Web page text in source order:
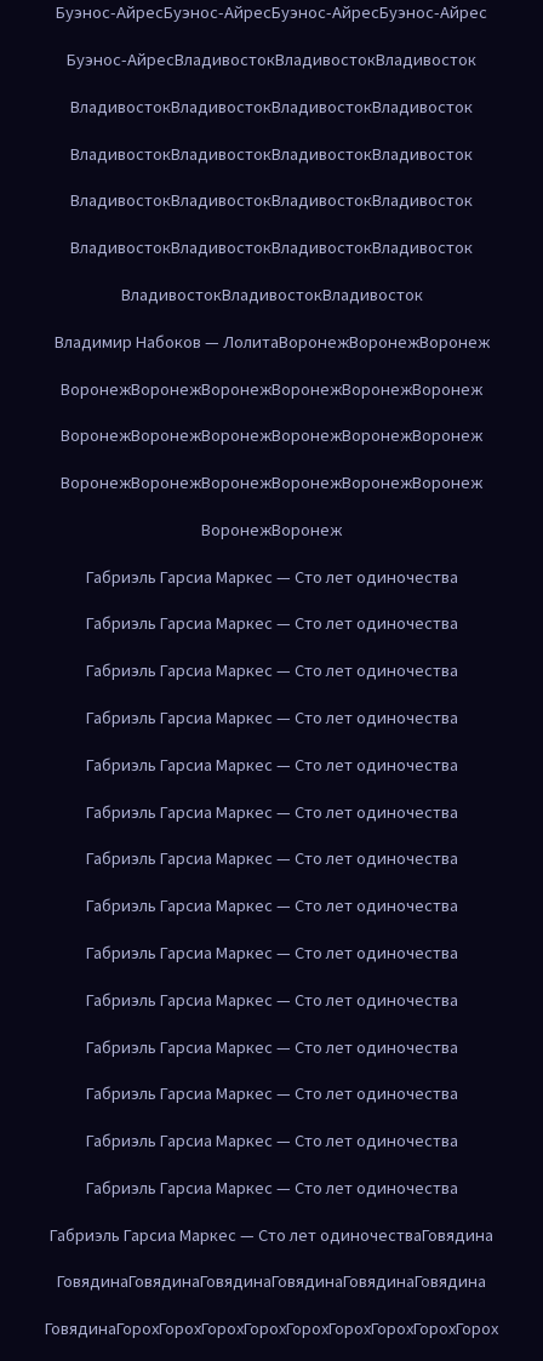
Буэнос-АйресБуэнос-АйресБуэнос-АйресБуэнос-Айрес
Буэнос-АйресВладивостокВладивостокВладивосток
ВладивостокВладивостокВладивостокВладивосток
ВладивостокВладивостокВладивостокВладивосток
ВладивостокВладивостокВладивостокВладивосток
ВладивостокВладивостокВладивостокВладивосток
ВладивостокВладивостокВладивосток
Владимир Набоков — ЛолитаВоронежВоронежВоронеж
ВоронежВоронежВоронежВоронежВоронежВоронеж
ВоронежВоронежВоронежВоронежВоронежВоронеж
ВоронежВоронежВоронежВоронежВоронежВоронеж
ВоронежВоронеж
Габриэль Гарсиа Маркес — Сто лет одиночества
Габриэль Гарсиа Маркес — Сто лет одиночества
Габриэль Гарсиа Маркес — Сто лет одиночества
Габриэль Гарсиа Маркес — Сто лет одиночества
Габриэль Гарсиа Маркес — Сто лет одиночества
Габриэль Гарсиа Маркес — Сто лет одиночества
Габриэль Гарсиа Маркес — Сто лет одиночества
Габриэль Гарсиа Маркес — Сто лет одиночества
Габриэль Гарсиа Маркес — Сто лет одиночества
Габриэль Гарсиа Маркес — Сто лет одиночества
Габриэль Гарсиа Маркес — Сто лет одиночества
Габриэль Гарсиа Маркес — Сто лет одиночества
Габриэль Гарсиа Маркес — Сто лет одиночества
Габриэль Гарсиа Маркес — Сто лет одиночества
Габриэль Гарсиа Маркес — Сто лет одиночестваГовядина
ГовядинаГовядинаГовядинаГовядинаГовядинаГовядина
ГовядинаГорохГорохГорохГорохГорохГорохГорохГорохГорох